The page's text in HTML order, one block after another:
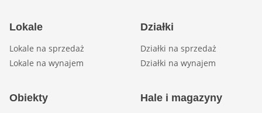
Lokale
Lokale na sprzedaż
Lokale na wynajem
Działki
Działki na sprzedaż
Działki na wynajem
Obiekty Hale i magazyny